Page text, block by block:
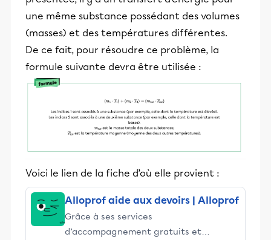
une même substance possédant des volumes
(masses) et des températures différentes.
De ce fait, pour résoudre ce problème, la
formule suivante devra être utilisée :
Voici le lien de la fiche d’où elle provient :
Alloprof aide aux devoirs | Alloprof
Grâce à ses services
d’accompagnement gratuits et